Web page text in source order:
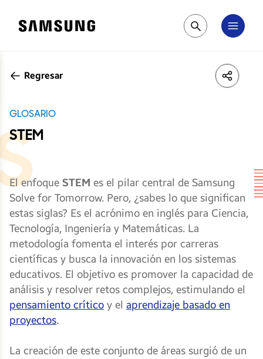
Samsung Pesquisar
Regresar LinkedIn
Share
GLOSARIO
STEM
El enfoque STEM es el pilar central de Samsung
Solve for Tomorrow. Pero, ¿sabes lo que significan
estas siglas? Es el acrónimo en inglés para Ciencia,
Tecnología, Ingeniería y Matemáticas. La
metodología fomenta el interés por carreras
científicas y busca la innovación en los sistemas
educativos. El objetivo es promover la capacidad de
análisis y resolver retos complejos, estimulando el
pensamiento crítico y el aprendizaje basado en
proyectos.
La creación de este conjunto de áreas surgió de un